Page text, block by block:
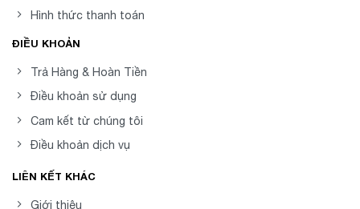
Hình thức thanh toán
ĐIỀU KHOẢN
Trả Hàng & Hoàn Tiền
Điều khoản sử dụng
Cam kết từ chúng tôi
Điều khoản dịch vụ
LIÊN KẾT KHÁC
Giới thiệu